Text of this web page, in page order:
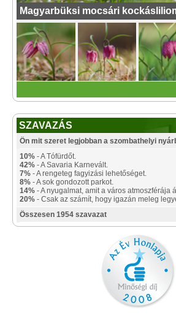
Magyarbüksi mocsári
SZAVAZÁS
Ön mit szeret legjobban a szombathelyi
10% - A Tófürdőt.
42% - A Savaria Karnevált.
7% - A rengeteg fagyizási lehetőséget.
8% - A sok gondozott parkot.
14% - A nyugalmat, amit a város atmoszférája
20% - Csak az számít, hogy igazán meleg
Összesen 1954 szavazat